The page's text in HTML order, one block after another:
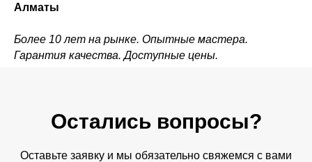
Алматы
Более 10 лет на рынке. Опытные мастера.
Гарантия качества. Доступные цены.
Остались вопросы?
Оставьте заявку и мы обязательно свяжемся с вами